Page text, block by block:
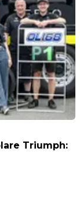
Triumph: